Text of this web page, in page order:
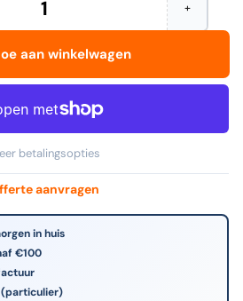
+Verhoog
het
-
LaserJet
aan winkelwagen
betalingsopties
aanvragen
in huis
€100